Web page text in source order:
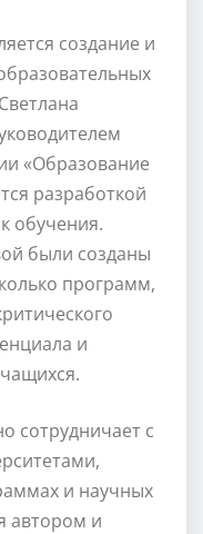
создание и
«Образование
разработкой
обучения.
были созданы
программ,
и
сотрудничает с
и научных
автором и